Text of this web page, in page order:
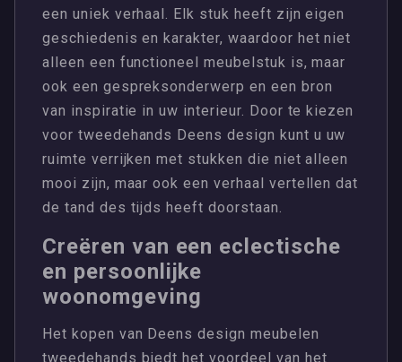
een uniek verhaal. Elk stuk heeft zijn eigen
geschiedenis en karakter, waardoor het niet
alleen een functioneel meubelstuk is, maar
ook een gespreksonderwerp en een bron
van inspiratie in uw interieur. Door te kiezen
voor tweedehands Deens design kunt u uw
ruimte verrijken met stukken die niet alleen
mooi zijn, maar ook een verhaal vertellen dat
de tand des tijds heeft doorstaan.
Creëren van een eclectische
en persoonlijke
woonomgeving
Het kopen van Deens design meubelen
tweedehands biedt het voordeel van het